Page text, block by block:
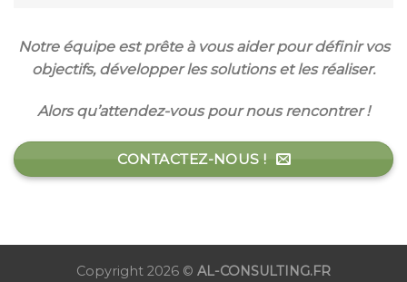
Notre équipe est prête à vous aider pour définir vos
objectifs, développer les solutions et les réaliser.
Alors qu’attendez-vous pour nous rencontrer !
CONTACTEZ-NOUS !
Copyright 2026 © AL-CONSULTING.FR